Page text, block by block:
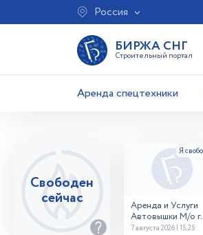
Россия
БИРЖА СНГ
Строительный портал
Аренда спецтехники
Свободен
сейчас
Аренда и Услуги
Автовышки М/о г.
Домодедово
7 августа 2026 | 15:25